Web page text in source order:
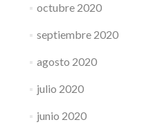
octubre 2020
septiembre 2020
agosto 2020
julio 2020
junio 2020